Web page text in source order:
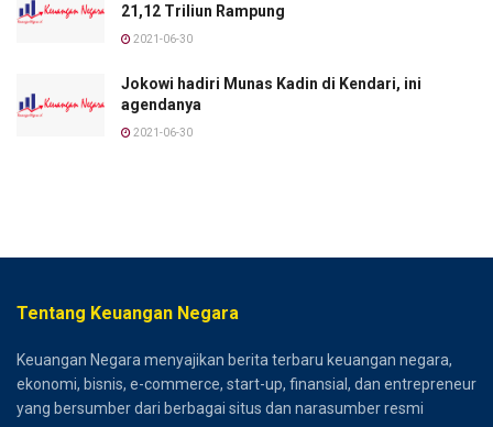
21,12 Triliun Rampung
2021-06-30
Jokowi hadiri Munas Kadin di Kendari, ini
agendanya
2021-06-30
Tentang Keuangan Negara
Keuangan Negara menyajikan berita terbaru keuangan negara,
ekonomi, bisnis, e-commerce, start-up, finansial, dan entrepreneur
yang bersumber dari berbagai situs dan narasumber resmi